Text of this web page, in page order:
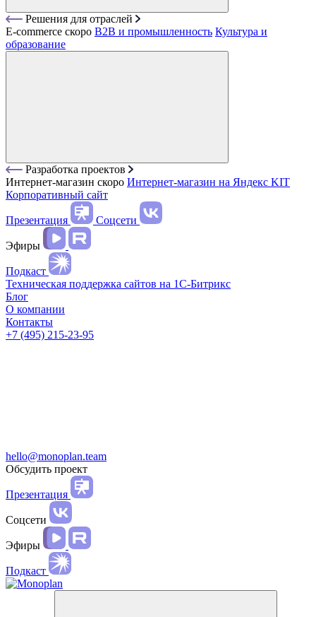
Решения для отраслей
E-commerce скоро B2B и промышленность Культура и
образование
Разработка проектов
Интернет-магазин скоро Интернет-магазин на Яндекс KIT
Корпоративный сайт
Презентация Соцсети
Эфиры
Подкаст
Техническая поддержка сайтов на 1С-Битрикс
Блог
О компании
Контакты
+7 (495) 215-23-95
hello@monoplan.team
Обсудить проект
Презентация
Соцсети
Эфиры
Подкаст